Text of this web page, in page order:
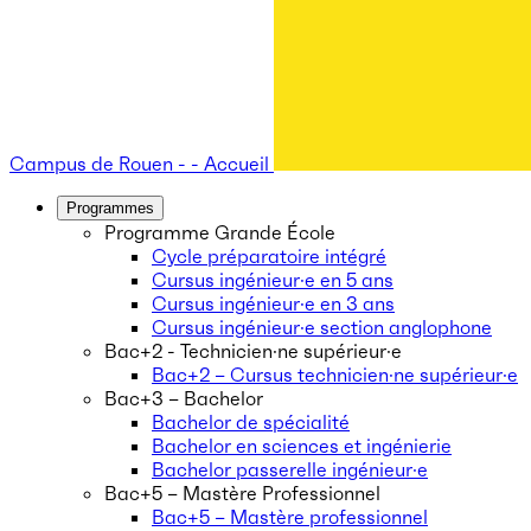
Campus de Rouen - - Accueil
Programmes
Programme Grande École
Cycle préparatoire intégré
Cursus ingénieur·e en 5 ans
Cursus ingénieur·e en 3 ans
Cursus ingénieur·e section anglophone
Bac+2 - Technicien·ne supérieur·e
Bac+2 – Cursus technicien·ne supérieur·e
Bac+3 – Bachelor
Bachelor de spécialité
Bachelor en sciences et ingénierie
Bachelor passerelle ingénieur·e
Bac+5 – Mastère Professionnel
Bac+5 – Mastère professionnel